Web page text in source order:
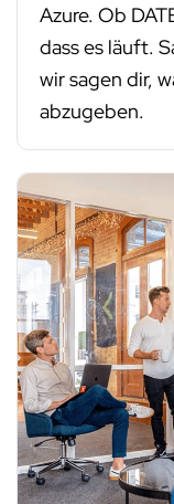
Azure. Ob
dass es läuft.
wir sagen dir,
abzugeben.